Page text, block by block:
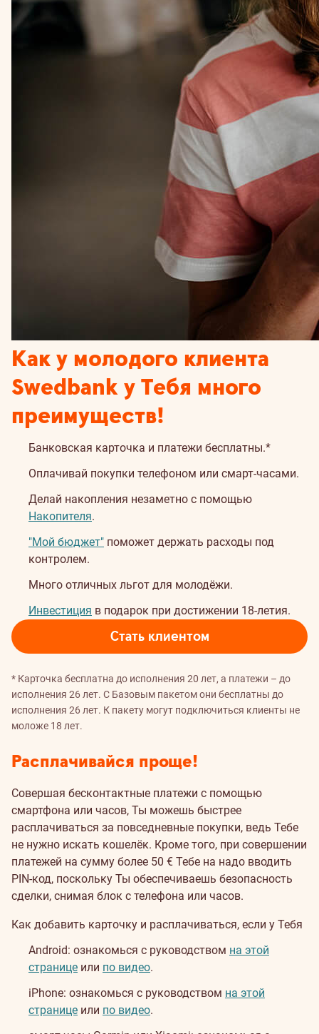
Как у молодого клиента
Swedbank у Тебя много
преимуществ!
Банковская карточка и платежи бесплатны.*
Оплачивай покупки телефоном или смарт-часами.
Делай накопления незаметно с помощью
Накопителя.
"Мой бюджет" поможет держать расходы под
контролем.
Много отличных льгот для молодёжи.
Инвестиция в подарок при достижении 18-летия.
Стать клиентом
* Карточка бесплатна до исполнения 20 лет, а платежи – до
исполнения 26 лет. С Базовым пакетом они бесплатны до
исполнения 26 лет. К пакету могут подключиться клиенты не
моложе 18 лет.
Расплачивайся проще!
Совершая бесконтактные платежи с помощью
смартфона или часов, Ты можешь быстрее
расплачиваться за повседневные покупки, ведь Тебе
не нужно искать кошелёк. Кроме того, при совершении
платежей на сумму более 50 € Тебе на надо вводить
PIN-код, поскольку Ты обеспечиваешь безопасность
сделки, снимая блок с телефона или часов.
Как добавить карточку и расплачиваться, если у Тебя
Android: ознакомься с руководством на этой
странице или по видео.
iPhone: ознакомься с руководством на этой
странице или по видео.